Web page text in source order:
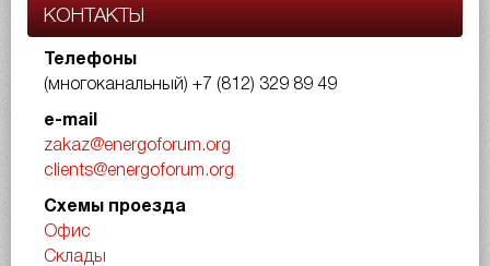
КОНТАКТЫ
Телефоны
(многоканальный) +7 (812) 329 89 49
e-mail
zakaz@energoforum.org
clients@energoforum.org
Схемы проезда
Офис
Склады